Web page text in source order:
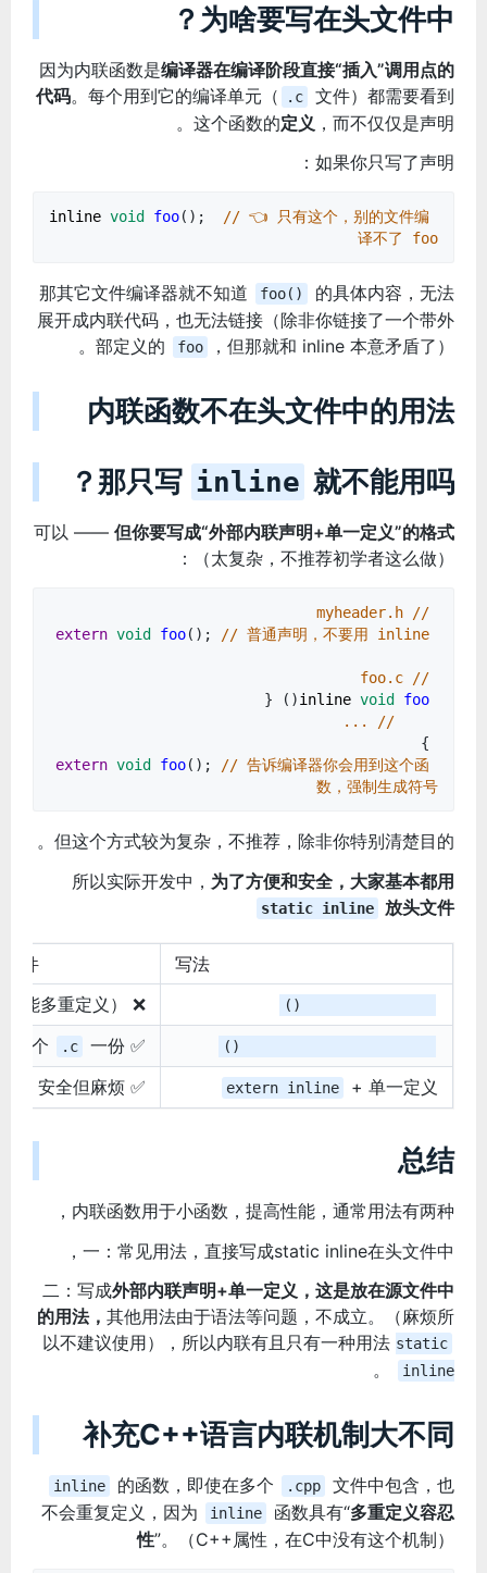
为啥要写在头文件中？
因为内联函数是编译器在编译阶段直接“插入”调用点的
代码。每个用到它的编译单元（ .c
文件）都需要看到
这个函数的定义 ，而不仅仅是声明。
如果你只写了声明：
inline void foo(); // 👈 只有这个，别的文件编
译不了 foo
那其它文件编译器就不知道 foo()
的具体内容，无法
展开成内联代码，也无法链接（除非你链接了一个带外
部定义的
foo ，但那就和 inline 本意矛盾了）。
内联函数不在头文件中的用法
那只写 inline 就不能用吗？
可以 —— 但你要写成“外部内联声明+单一定义”的格式
（太复杂，不推荐初学者这么做）：
// myheader.h
extern void foo(); // 普通声明，不要用 inline
// foo.c
inline void foo
() {
// ...
}
extern void foo();
// 告诉编译器你会用到这个函
数，强制生成符号
但这个方式较为复杂，不推荐，除非你特别清楚目的。
所以实际开发中， 为了方便和安全，大家基本都用
static inline 放头文件
写法
文件
❌ 不安全（可能多重定义）
✅ 安全，每个
.c 一份
extern inline + 单一定义
✅ 安全但麻烦
总结
内联函数用于小函数，提高性能，通常用法有两种，
一：常见用法，直接写成static inline在头文件中，
二：写成外部内联声明+单一定义，这是放在源文件中
的用法， 其他用法由于语法等问题，不成立。（麻烦所
以不建议使用），所以内联有且只有一种用法 static
inline
。
补充C++语言内联机制大不同
inline 的函数，即使在多个 .cpp
文件中包含，也
不会重复定义，因为
inline 函数具有“多重定义容忍
性”。（C++属性，在C中没有这个机制）